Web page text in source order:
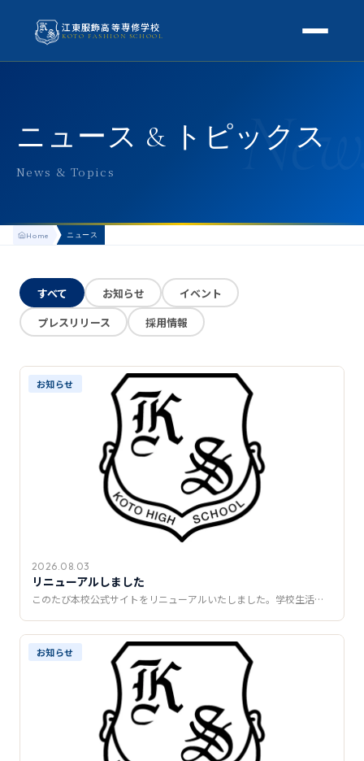
江東服飾高等専修学校
KOTO FASHION SCHOOL
アクセス
よくある質問
スクールライフ
生徒の1日
KOTO COLLECTION
卒業生インタビュー
募集要項
学費・助成金
推薦制度
転入学・編入学
オープンキャンパス
ニュース & トピックス
News & Topics
Home ニュース
すべて お知らせ
イベント
プレスリリース
採用情報
お知らせ
2026.08.03
リニューアルしました
このたび本校公式サイトをリニューアルいたしました。学校生活…
お知らせ